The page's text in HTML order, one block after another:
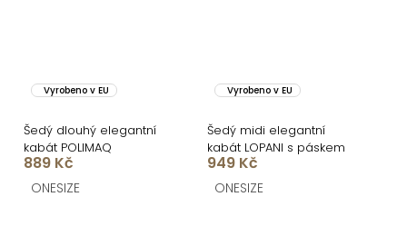
Vyrobeno v EU
Šedý dlouhý elegantní
kabát POLIMAQ
889 Kč
ONESIZE
Vyrobeno v EU
Šedý midi elegantní
kabát LOPANI s páskem
949 Kč
ONESIZE